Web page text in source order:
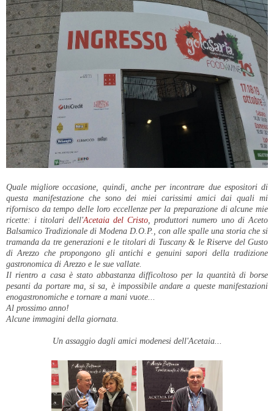
Quale migliore occasione, quindi, anche per incontrare due espositori di
questa manifestazione che sono dei miei carissimi amici dai quali mi
rifornisco da tempo delle loro eccellenze per la preparazione di alcune mie
ricette: i titolari dell'Acetaia del Cristo , produttori numero uno di Aceto
Balsamico Tradizionale di Modena D.O.P., con alle spalle una storia che si
tramanda da tre generazioni e le titolari di Tuscany & le Riserve del Gusto
di Arezzo che propongono gli antichi e genuini sapori della tradizione
gastronomica di Arezzo e le sue vallate.
Il rientro a casa è stato abbastanza difficoltoso per la quantità di borse
pesanti da portare ma, si sa, è impossibile andare a queste manifestazioni
enogastronomiche e tornare a mani vuote...
Al prossimo anno!
Alcune immagini della giornata.
Un assaggio dagli amici modenesi dell'Acetaia...